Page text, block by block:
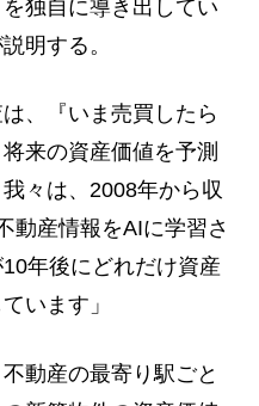
独自に導き出してい
明する。
、『いま売買したら
来の資産価値を予測
々は、2008年から収
動産情報をAIに学習さ
年後にどれだけ資産
います」
動産の最寄り駅ごと